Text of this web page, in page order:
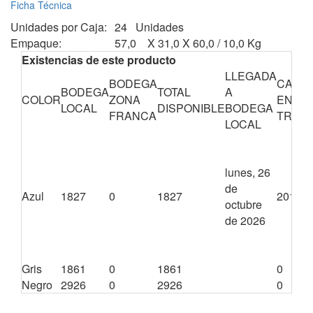
Ficha Técnica
Unidades por Caja: 24 Unidades
Empaque:
57,0 X 31,0 X 60,0 / 10,0 Kg
Existencias de este producto
COLORBODEGA
LOCAL
BODEGA
ZONA
FRANCA
TOTAL
DISPONIBLE
LLEGADA
A
BODEGA
LOCAL
EN
Azul 1827 0 1827
lunes, 26
de
octubre
de 2026
2016
Gris 1861 0 1861
0
Negro 2926 0 2926 0